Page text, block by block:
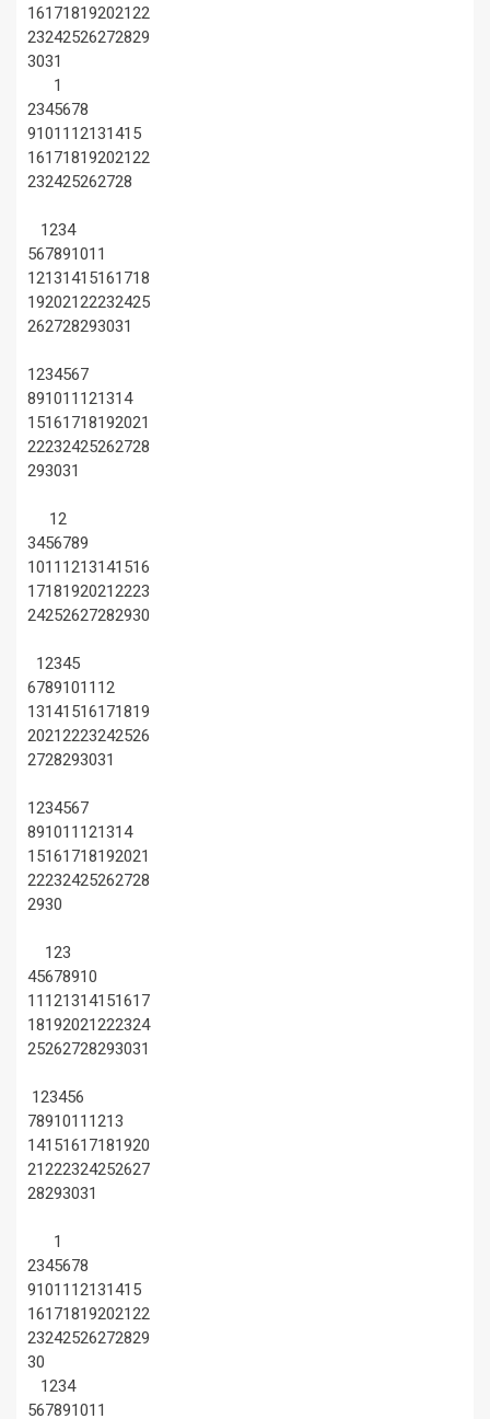
16171819202122
23242526272829
3031
1
2345678
91011 12131415
16171819202122
232425262728
1234
567891011
12131415161718
19202122232425
262728293031
1234567
891011 121314
15161718192021
22232425262728
293031
12
3456789
1011 1213141516
17181920212223
24252627282930
12345
67891011 12
13141516171819
20212223242526
2728293031
1234567
891011 121314
15161718192021
22232425262728
2930
123
45678910
11 121314151617
18192021222324
25262728293031
123456
7891011 1213
14151617181920
21222324252627
28293031
1
2345678
91011 12131415
16171819202122
23242526272829
30
1234
567891011